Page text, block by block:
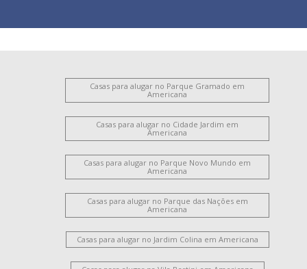
Casas para alugar no Parque Gramado em
Americana
Casas para alugar no Cidade Jardim em
Americana
Casas para alugar no Parque Novo Mundo em
Americana
Casas para alugar no Parque das Nações em
Americana
Casas para alugar no Jardim Colina em Americana